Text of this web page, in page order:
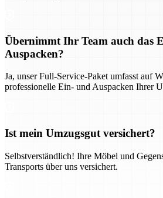
Übernimmt Ihr Team auch das
Auspacken?
Ja, unser Full-Service-Paket umfasst auf
professionelle Ein- und Auspacken Ihrer
Ist mein Umzugsgut versichert?
Selbstverständlich! Ihre Möbel und
Transports über uns versichert.